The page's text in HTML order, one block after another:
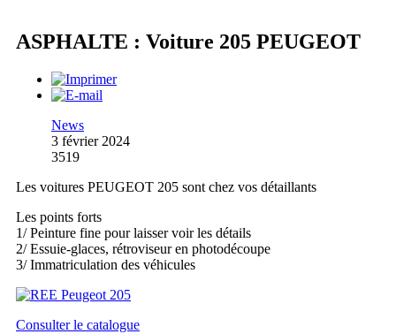
ASPHALTE : Voiture 205 PEUGEOT
News
3 février 2024
3519
Les voitures PEUGEOT 205 sont chez vos détaillants
Les points forts
1/ Peinture fine pour laisser voir les détails
2/ Essuie-glaces, rétroviseur en photodécoupe
3/ Immatriculation des véhicules
Consulter le catalogue